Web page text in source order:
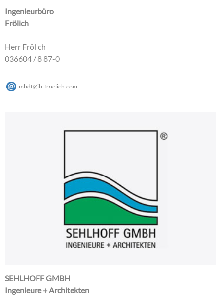
Ingenieurbüro
Frölich
Herr Frölich
036604 / 8 87-0
mbdf@ib-froelich.com
SEHLHOFF GMBH
Ingenieure + Architekten